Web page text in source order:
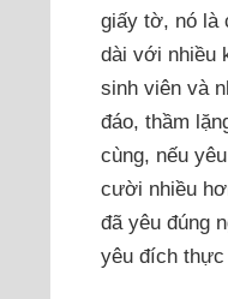
giấy tờ, nó là
dài với nhiều
sinh viên và
đáo, thầm
cùng, nếu
cười nhiều
đã yêu đúng
yêu đích